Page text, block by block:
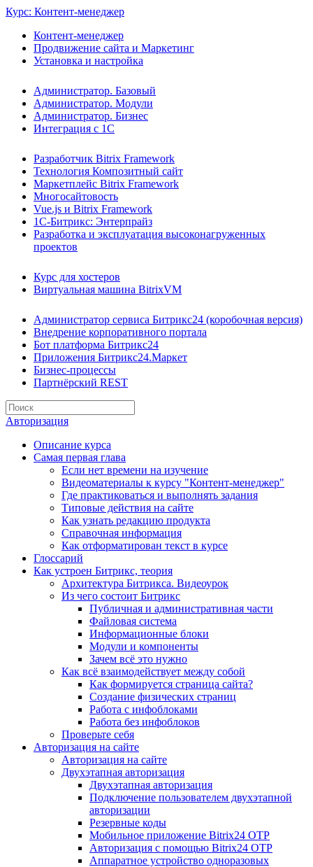
Курс: Контент-менеджер
Контент-менеджер
Продвижение сайта и Маркетинг
Установка и настройка
Администратор. Базовый
Администратор. Модули
Администратор. Бизнес
Интеграция с 1С
Разработчик Bitrix Framework
Технология Композитный сайт
Маркетплейс Bitrix Framework
Многосайтовость
Vue.js и Bitrix Framework
1С-Битрикс: Энтерпрайз
Разработка и эксплуатация высоконагруженных
проектов
Курс для хостеров
Виртуальная машина BitrixVM
Администратор сервиса Битрикс24 (коробочная версия)
Внедрение корпоративного портала
Бот платформа Битрикс24
Приложения Битрикс24.Маркет
Бизнес-процессы
Партнёрский REST
Авторизация
Описание курса
Самая первая глава
Если нет времени на изучение
Видеоматериалы к курсу "Контент-менеджер"
Где практиковаться и выполнять задания
Типовые действия на сайте
Как узнать редакцию продукта
Справочная информация
Как отформатирован текст в курсе
Глоссарий
Как устроен Битрикс, теория
Архитектура Битрикса. Видеоурок
Из чего состоит Битрикс
Публичная и административная части
Файловая система
Информационные блоки
Модули и компоненты
Зачем всё это нужно
Как всё взаимодействует между собой
Как формируется страница сайта?
Создание физических страниц
Работа с инфоблоками
Работа без инфоблоков
Проверьте себя
Авторизация на сайте
Авторизация на сайте
Двухэтапная авторизация
Двухэтапная авторизация
Подключение пользователем двухэтапной
авторизации
Резервные коды
Мобильное приложение Bitrix24 OTP
Авторизация с помощью Bitrix24 OTP
Аппаратное устройство одноразовых